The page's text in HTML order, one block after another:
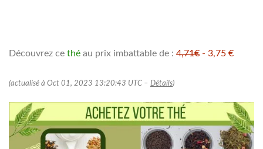
Découvrez ce thé au prix imbattable de : 4,71€ - 3,75 €
(actualisé à Oct 01, 2023 13:20:43 UTC – Détails)